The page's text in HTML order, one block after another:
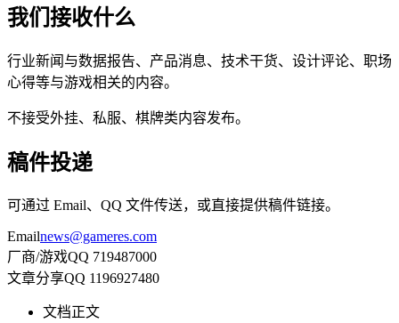
我们接收什么
行业新闻与数据报告、产品消息、技术干货、设计评论、职场
心得等与游戏相关的内容。
不接受外挂、私服、棋牌类内容发布。
稿件投递
可通过 Email、QQ 文件传送，或直接提供稿件链接。
Emailnews@gameres.com
厂商/游戏QQ 719487000
文章分享QQ 1196927480
文档正文